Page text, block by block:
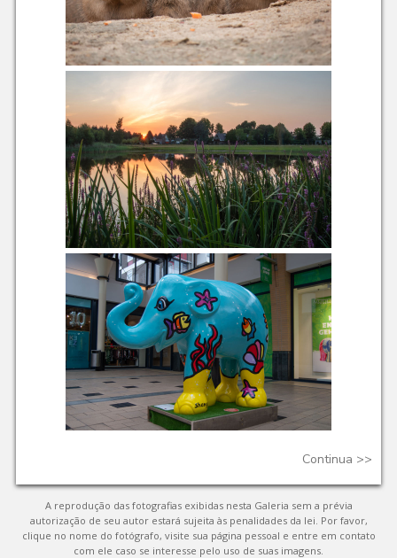
Continua >>
A reprodução das fotografias exibidas nesta Galeria sem a prévia
autorização de seu autor estará sujeita às penalidades da lei. Por favor,
clique no nome do fotógrafo, visite sua página pessoal e entre em contato
com ele caso se interesse pelo uso de suas imagens.